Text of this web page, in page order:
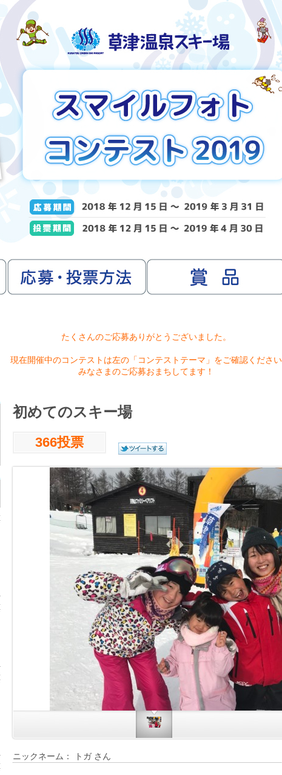
たくさんのご応募ありがとうございました。
現在開催中のコンテストは左の「コンテストテーマ」をご確認ください
みなさまのご応募おまちしてます！
初めてのスキー場
366投票
ニックネーム： トガ さん